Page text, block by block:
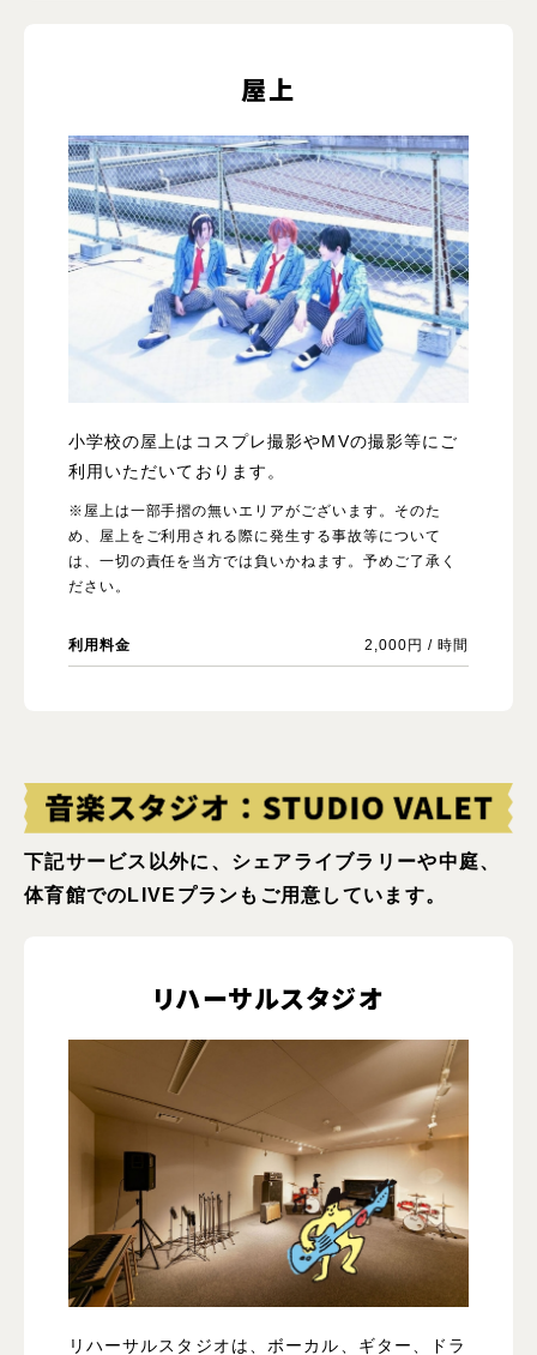
屋上
小学校の屋上はコスプレ撮影やMVの撮影等にご
利用いただいております。
※屋上は一部手摺の無いエリアがございます。そのた
め、屋上をご利用される際に発生する事故等について
は、一切の責任を当方では負いかねます。予めご了承く
ださい。
利用料金 2,000円 / 時間
下記サービス以外に、シェアライブラリーや中庭、
体育館でのLIVEプランもご用意しています。
リハーサルスタジオ
リハーサルスタジオは、ボーカル、ギター、ドラ